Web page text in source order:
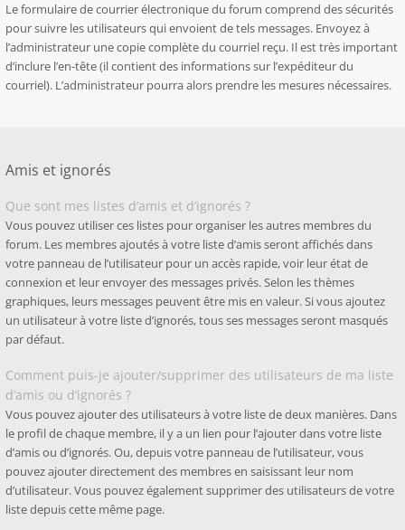
Le formulaire de courrier électronique du forum comprend des sécurités
pour suivre les utilisateurs qui envoient de tels messages. Envoyez à
l’administrateur une copie complète du courriel reçu. Il est très important
d’inclure l’en-tête (il contient des informations sur l’expéditeur du
courriel). L’administrateur pourra alors prendre les mesures nécessaires.
Amis et ignorés
Que sont mes listes d’amis et d’ignorés ?
Vous pouvez utiliser ces listes pour organiser les autres membres du
forum. Les membres ajoutés à votre liste d’amis seront affichés dans
votre panneau de l’utilisateur pour un accès rapide, voir leur état de
connexion et leur envoyer des messages privés. Selon les thèmes
graphiques, leurs messages peuvent être mis en valeur. Si vous ajoutez
un utilisateur à votre liste d’ignorés, tous ses messages seront masqués
par défaut.
Comment puis-je ajouter/supprimer des utilisateurs de ma liste
d’amis ou d’ignorés ?
Vous pouvez ajouter des utilisateurs à votre liste de deux manières. Dans
le profil de chaque membre, il y a un lien pour l’ajouter dans votre liste
d’amis ou d’ignorés. Ou, depuis votre panneau de l’utilisateur, vous
pouvez ajouter directement des membres en saisissant leur nom
d’utilisateur. Vous pouvez également supprimer des utilisateurs de votre
liste depuis cette même page.